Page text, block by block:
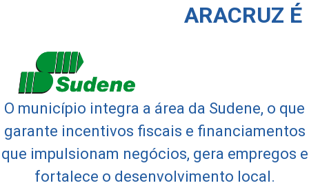
ARACRUZ É
O município integra a área da Sudene, o que
garante incentivos fiscais e financiamentos
que impulsionam negócios, gera empregos e
fortalece o desenvolvimento local.